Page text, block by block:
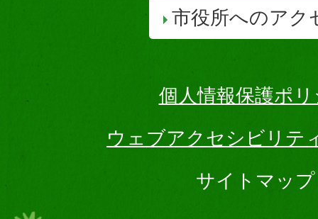
市役所へのアク
個人情報保護ポ
ウェブアクセシビリテ
サイトマップ